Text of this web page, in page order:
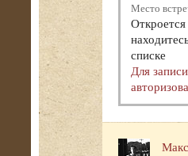
Место
списке
Для